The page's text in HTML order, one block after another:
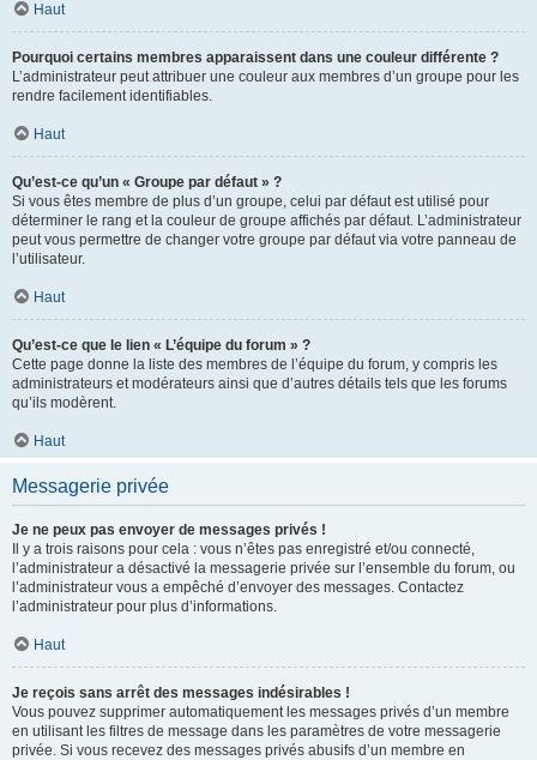
Haut
Pourquoi certains membres apparaissent dans une couleur différente ?
L’administrateur peut attribuer une couleur aux membres d’un groupe pour les
rendre facilement identifiables.
Haut
Qu’est-ce qu’un « Groupe par défaut » ?
Si vous êtes membre de plus d’un groupe, celui par défaut est utilisé pour
déterminer le rang et la couleur de groupe affichés par défaut. L’administrateur
peut vous permettre de changer votre groupe par défaut via votre panneau de
l’utilisateur.
Haut
Qu’est-ce que le lien « L’équipe du forum » ?
Cette page donne la liste des membres de l’équipe du forum, y compris les
administrateurs et modérateurs ainsi que d’autres détails tels que les forums
qu’ils modèrent.
Haut
Messagerie privée
Je ne peux pas envoyer de messages privés !
Il y a trois raisons pour cela : vous n’êtes pas enregistré et/ou connecté,
l’administrateur a désactivé la messagerie privée sur l’ensemble du forum, ou
l’administrateur vous a empêché d’envoyer des messages. Contactez
l’administrateur pour plus d’informations.
Haut
Je reçois sans arrêt des messages indésirables !
Vous pouvez supprimer automatiquement les messages privés d’un membre
en utilisant les filtres de message dans les paramètres de votre messagerie
privée. Si vous recevez des messages privés abusifs d’un membre en